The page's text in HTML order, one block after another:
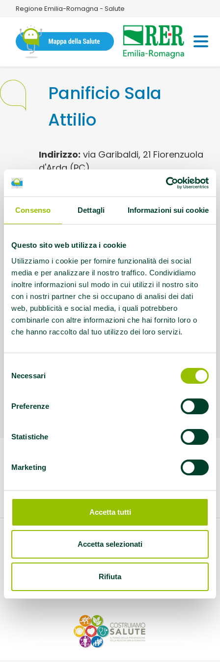
Consenso Dettagli Informazioni sui cookie
Questo sito web utilizza i cookie
Utilizziamo i cookie per fornire funzionalità dei social
media e per analizzare il nostro traffico. Condividiamo
inoltre informazioni sul modo in cui utilizzi il nostro sito
con i nostri partner che si occupano di analisi dei dati
web, pubblicità e social media, i quali potrebbero
combinarle con altre informazioni che hai fornito loro o
che hanno raccolto dal tuo utilizzo dei loro servizi.
delNecessari
Preferenze
Statistiche
Marketing
Accetta tutti
Accetta selezionati
Rifiuta
Regione Emilia-Romagna - Salute
Panificio Sala
Attilio
Indirizzo: via Garibaldi, 21 Fiorenzuola
d'Arda (PC)
Questo contenuto si trova inPane meno sale
Questo contenuto è archiviato sotto: